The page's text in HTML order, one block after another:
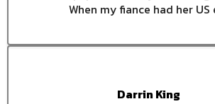
When my fiance had her US
Darrin King